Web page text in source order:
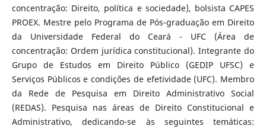
concentração: Direito, política e sociedade), bolsista CAPES
PROEX. Mestre pelo Programa de Pós-graduação em Direito
da Universidade Federal do Ceará - UFC (Área de
concentração: Ordem jurídica constitucional). Integrante do
Grupo de Estudos em Direito Público (GEDIP UFSC) e
Serviços Públicos e condições de efetividade (UFC). Membro
da Rede de Pesquisa em Direito Administrativo Social
(REDAS). Pesquisa nas áreas de Direito Constitucional e
Administrativo, dedicando-se às seguintes temáticas: